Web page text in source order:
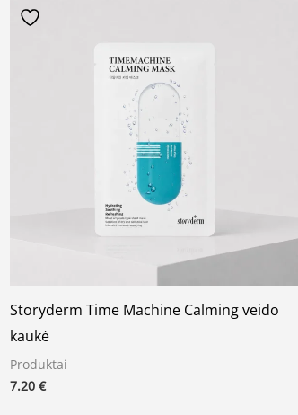
Storyderm Time Machine Calming veido
kaukė
Produktai
7.20 €